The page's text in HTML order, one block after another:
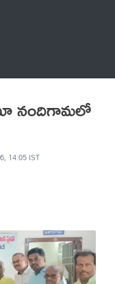
నందిగామలో
14:05 IST